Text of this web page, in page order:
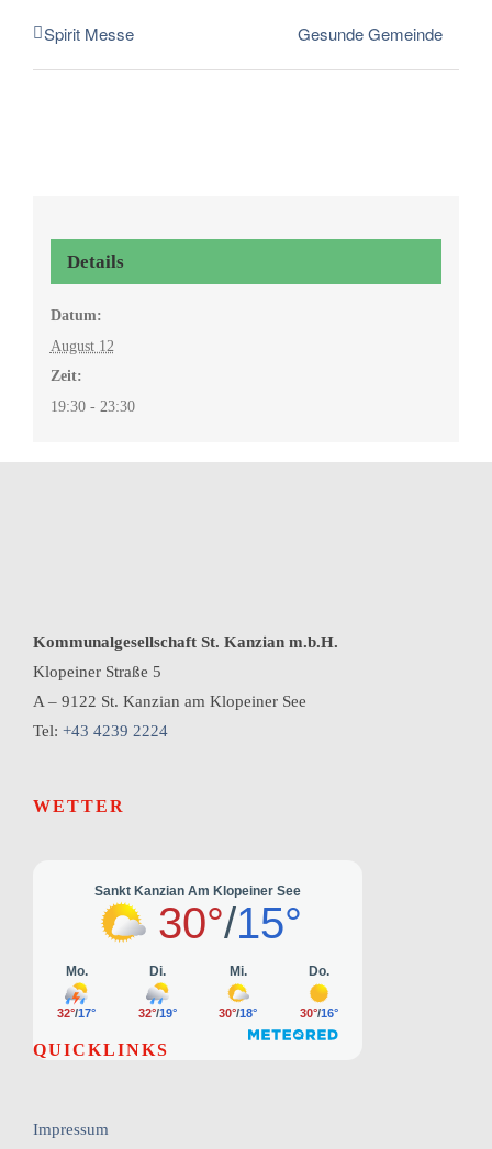
Spirit Messe Gesunde Gemeinde
Details
Datum:
August 12
Zeit:
19:30 - 23:30
Kommunalgesellschaft St. Kanzian m.b.H.
Klopeiner Straße 5
A – 9122 St. Kanzian am Klopeiner See
Tel: +43 4239 2224
WETTER
QUICKLINKS
Impressum